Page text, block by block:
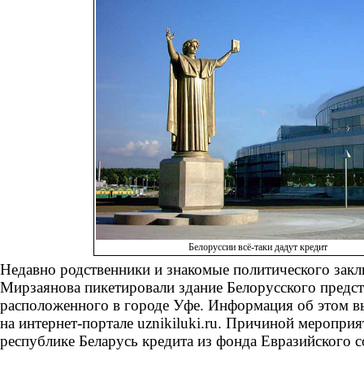
Белоруссии всё-таки дадут кредит
Недавно родственники и знакомые политического
Мирзаянова пикетировали здание Белорусского
расположенного в городе Уфе. Информация об этом
на интернет-портале uznikiluki.ru. Причиной
республике Беларусь кредита из фонда Евразийского